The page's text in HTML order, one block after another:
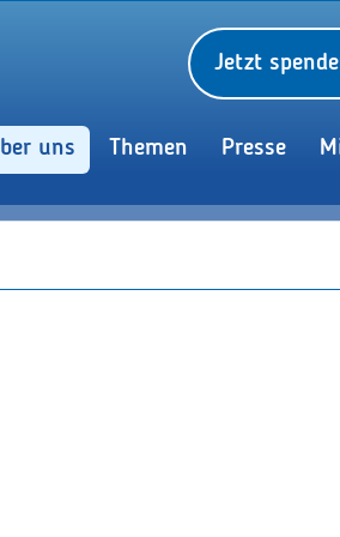
Jetzt
uns Themen Presse